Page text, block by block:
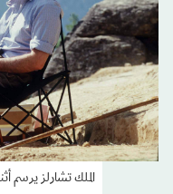
الملك تشارلز يرسم